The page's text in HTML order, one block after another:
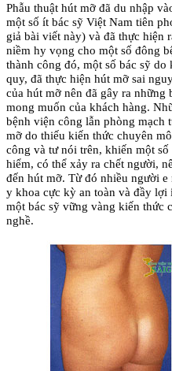
Phẫu thuật hút mỡ đã du nhập
một số ít bác sỹ Việt Nam tiên
giả bài viết này) và đã thực hiện
niềm hy vọng cho một số đông
thành công đó, một số bác sỹ
quy, đã thực hiện hút mỡ sai
của hút mỡ nên đã gây ra
mong muốn của khách hàng.
bệnh viện công lẫn phòng mạch
mỡ do thiếu kiến thức chuyên
công và tư nói trên, khiến một
hiểm, có thể xảy ra chết người,
đến hút mỡ. Từ đó nhiều người
y khoa cực kỳ an toàn và đầy
một bác sỹ vững vàng kiến thức
nghề.